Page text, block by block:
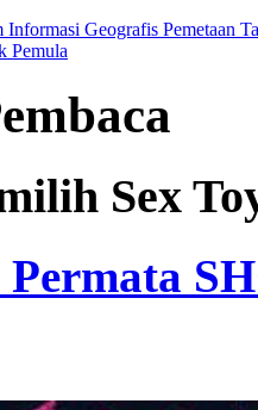
Informasi Geografis Pemetaan
Pemula
Sex